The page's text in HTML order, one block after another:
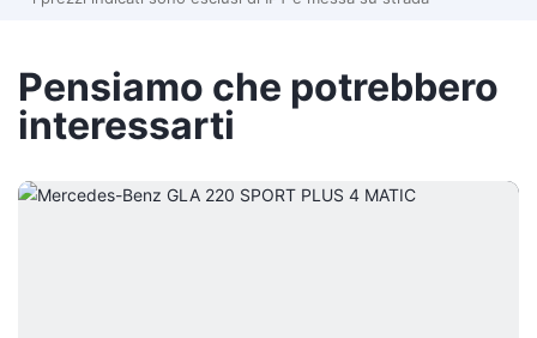
Pensiamo che potrebbero
interessarti